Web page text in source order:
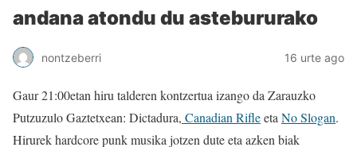
andana atondu du astebururako
nontzeberri 16 urte ago
Gaur 21:00etan hiru talderen kontzertua izango da Zarauzko
Putzuzulo Gaztetxean: Dictadura, Canadian Rifleeta No Slogan.
Hirurek hardcore punk musika jotzen dute eta azken biak